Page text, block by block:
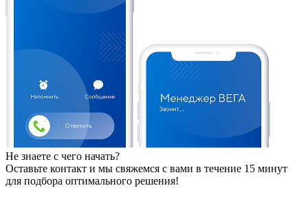
Не знаете с чего начать?
Оставьте контакт и мы свяжемся с вами в течение 15 минут
для подбора оптимального решения!